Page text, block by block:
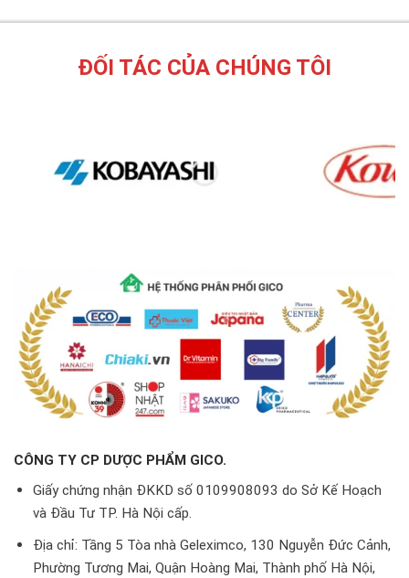
ĐỐI TÁC CỦA CHÚNG TÔI
CÔNG TY CP DƯỢC PHẨM GICO.
Giấy chứng nhận ĐKKD số 0109908093 do Sở Kế Hoạch
và Đầu Tư TP. Hà Nội cấp.
Địa chỉ: Tầng 5 Tòa nhà Geleximco, 130 Nguyễn Đức Cảnh,
Phường Tương Mai, Quận Hoàng Mai, Thành phố Hà Nội,